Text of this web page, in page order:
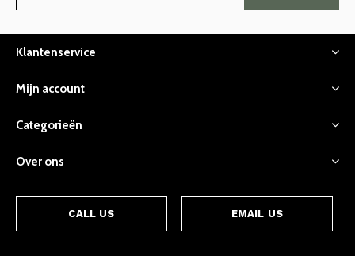
Klantenservice
Mijn account
Categorieën
Over ons
CALL US EMAIL US